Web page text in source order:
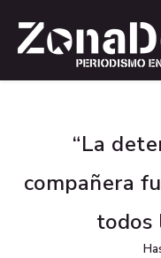
“La
compañera
todos